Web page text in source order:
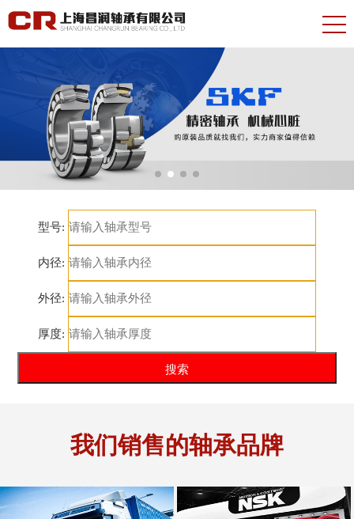
型号:
内径:
外径:
厚度:
我们销售的轴承品牌